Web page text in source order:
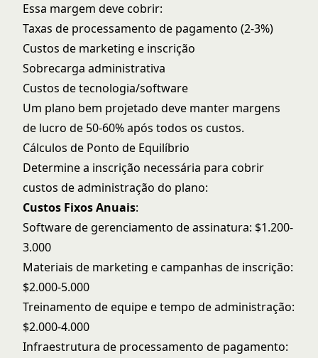
Essa margem deve cobrir:
Taxas de processamento de pagamento (2-3%)
Custos de marketing e inscrição
Sobrecarga administrativa
Custos de tecnologia/software
Um plano bem projetado deve manter margens
de lucro de 50-60% após todos os custos.
Cálculos de Ponto de Equilíbrio
Determine a inscrição necessária para cobrir
custos de administração do plano:
Custos Fixos Anuais:
Software de gerenciamento de assinatura: $1.200-
3.000
Materiais de marketing e campanhas de inscrição:
$2.000-5.000
Treinamento de equipe e tempo de administração:
$2.000-4.000
Infraestrutura de processamento de pagamento: